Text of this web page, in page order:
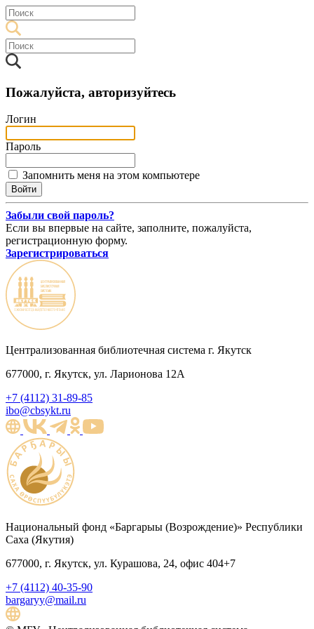
Пожалуйста, авторизуйтесь
Логин
Пароль
Запомнить меня на этом компьютере
Забыли свой пароль?
Если вы впервые на сайте, заполните, пожалуйста,
регистрационную форму.
Зарегистрироваться
Централизованная библиотечная система г. Якутск
677000, г. Якутск, ул. Ларионова 12А
+7 (4112) 31-89-85
ibo@cbsykt.ru
Национальный фонд «Баргарыы (Возрождение)» Республики
Саха (Якутия)
677000, г. Якутск, ул. Курашова, 24, офис 404+7
+7 (4112) 40-35-90
bargaryy@mail.ru